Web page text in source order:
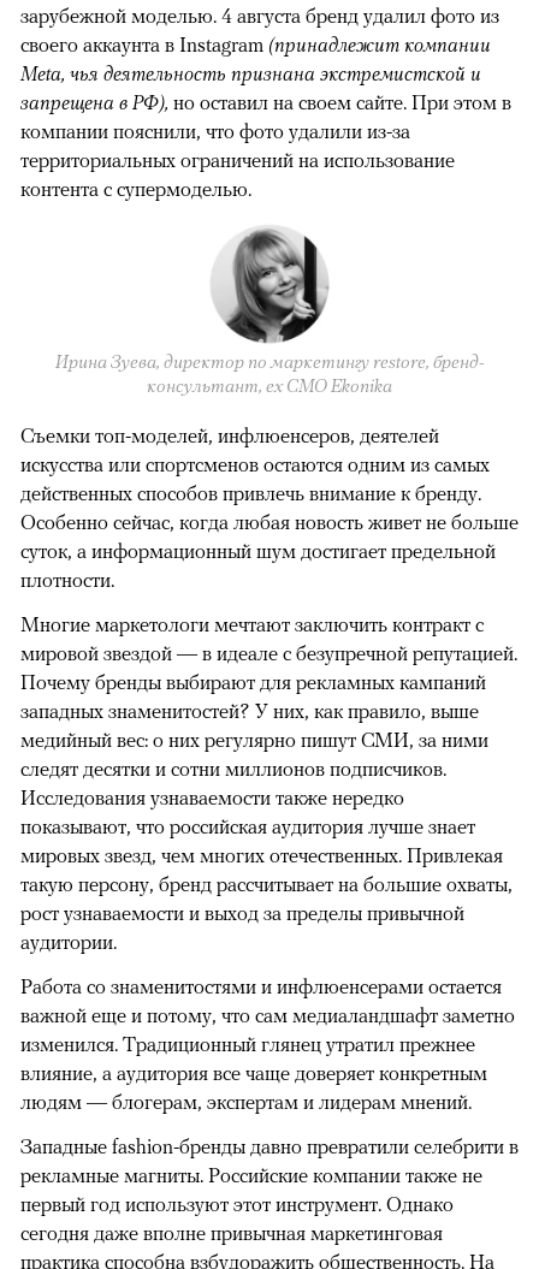
зарубежной моделью. 4 августа бренд удалил фото из
своего аккаунта в Instagram (принадлежит компании
Meta, чья деятельность признана экстремистской и
запрещена в РФ), но оставил на своем сайте. При этом в
компании пояснили, что фото удалили из-за
территориальных ограничений на использование
контента с супермоделью.
Ирина Зуева, директор по маркетингу restore, бренд-
консультант, eх CMO Ekonika
Съемки топ-моделей, инфлюенсеров, деятелей
искусства или спортсменов остаются одним из самых
действенных способов привлечь внимание к бренду.
Особенно сейчас, когда любая новость живет не больше
суток, а информационный шум достигает предельной
плотности.
Многие маркетологи мечтают заключить контракт с
мировой звездой — в идеале с безупречной репутацией.
Почему бренды выбирают для рекламных кампаний
западных знаменитостей? У них, как правило, выше
медийный вес: о них регулярно пишут СМИ, за ними
следят десятки и сотни миллионов подписчиков.
Исследования узнаваемости также нередко
показывают, что российская аудитория лучше знает
мировых звезд, чем многих отечественных. Привлекая
такую персону, бренд рассчитывает на большие охваты,
рост узнаваемости и выход за пределы привычной
аудитории.
Работа со знаменитостями и инфлюенсерами остается
важной еще и потому, что сам медиаландшафт заметно
изменился. Традиционный глянец утратил прежнее
влияние, а аудитория все чаще доверяет конкретным
людям — блогерам, экспертам и лидерам мнений.
Западные fashion-бренды давно превратили селебрити в
рекламные магниты. Российские компании также не
первый год используют этот инструмент. Однако
сегодня даже вполне привычная маркетинговая
практика способна взбудоражить общественность. На